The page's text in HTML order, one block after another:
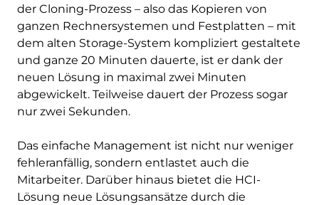
der Cloning-Prozess – also das Kopieren von
ganzen Rechnersystemen und Festplatten – mit
dem alten Storage-System kompliziert gestaltete
und ganze 20 Minuten dauerte, ist er dank der
neuen Lösung in maximal zwei Minuten
abgewickelt. Teilweise dauert der Prozess sogar
nur zwei Sekunden.
Das einfache Management ist nicht nur weniger
fehleranfällig, sondern entlastet auch die
Mitarbeiter. Darüber hinaus bietet die HCI-
Lösung neue Lösungsansätze durch die